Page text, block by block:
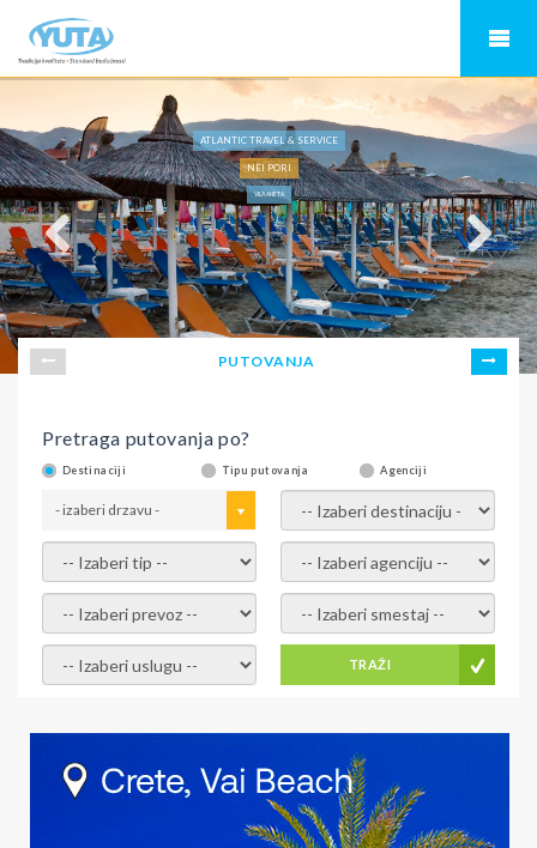
ATLANTIC TRAVEL & SERVICE
NEI PORI
VILA ANETA
PUTOVANJA
Pretraga putovanja po?
Destinaciji Tipu putovanja Agenciji
- izaberi drzavu - - izaberi destinaciju -
- izaberi tip - - izaberi agenciju -
- izaberi prevoz - - Izaberite smestaj -
- Izaberite uslugu - TRAŽI